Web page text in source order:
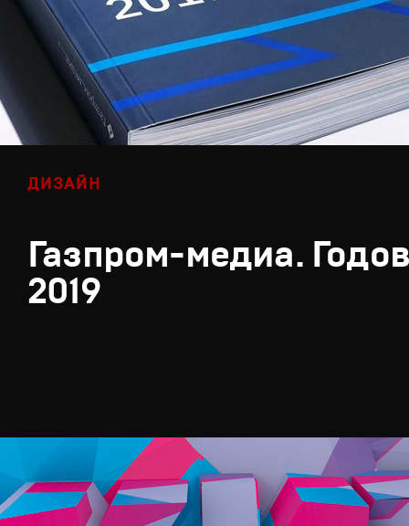
ДИЗАЙН
Газпром-медиа.
2019